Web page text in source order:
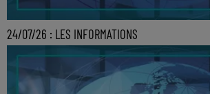
24/07/26 : LES INFORMATIONS